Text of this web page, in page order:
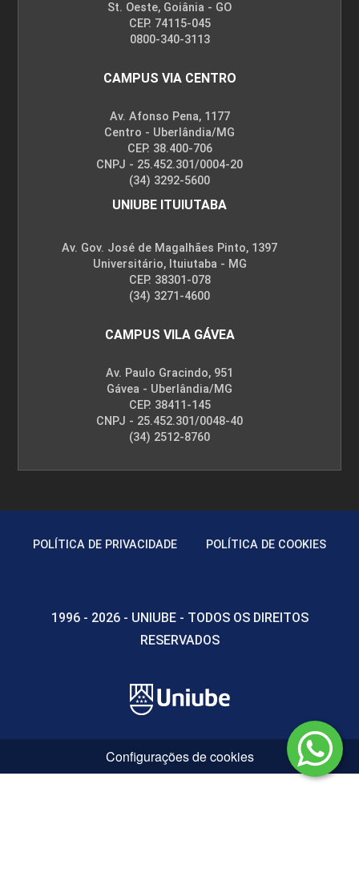
Vivência Prática dos Elementos
10h
Histórico e Objetivos da Ginástica
10h
Potencial Pedagógico das Lutas
Conceitos de Jogo
10h
St. Oeste, Goiânia - GO
CEP. 74115-045
0800-340-3113
CAMPUS VIA CENTRO
Av. Afonso Pena, 1177
Centro - Uberlândia/MG
CEP. 38.400-706
CNPJ - 25.452.301/0004-20
(34) 3292-5600
UNIUBE ITUIUTABA
Av. Gov. José de Magalhães Pinto, 1397
Universitário, Ituiutaba - MG
CEP. 38301-078
(34) 3271-4600
CAMPUS VILA GÁVEA
Av. Paulo Gracindo, 951
Gávea - Uberlândia/MG
CEP. 38411-145
CNPJ - 25.452.301/0048-40
(34) 2512-8760
POLÍTICA DE PRIVACIDADE POLÍTICA DE COOKIES
1996 - 2026 - UNIUBE - TODOS OS DIREITOS
RESERVADOS
Configurações de cookies